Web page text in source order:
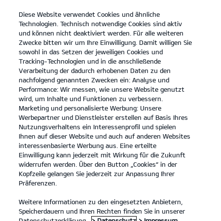
open
menu
KONTAKT
Diese Website verwendet Cookies und ähnliche
Technologien. Technisch notwendige Cookies sind aktiv
und können nicht deaktiviert werden. Für alle weiteren
Zwecke bitten wir um Ihre Einwilligung. Damit willigen Sie
sowohl in das Setzen der jeweiligen Cookies und
Tracking-Technologien und in die anschließende
Verarbeitung der dadurch erhobenen Daten zu den
nachfolgend genannten Zwecken ein: Analyse und
Performance: Wir messen, wie unsere Website genutzt
wird, um Inhalte und Funktionen zu verbessern.
Marketing und personalisierte Werbung: Unsere
Werbepartner und Dienstleister erstellen auf Basis Ihres
Nutzungsverhaltens ein Interessenprofil und spielen
Ihnen auf dieser Website und auch auf anderen Websites
interessenbasierte Werbung aus. Eine erteilte
Einwilligung kann jederzeit mit Wirkung für die Zukunft
widerrufen werden. Über den Button „Cookies“ in der
Kopfzeile gelangen Sie jederzeit zur Anpassung Ihrer
Präferenzen.
Weitere Informationen zu den eingesetzten Anbietern,
Speicherdauern und Ihren Rechten finden Sie in unserer